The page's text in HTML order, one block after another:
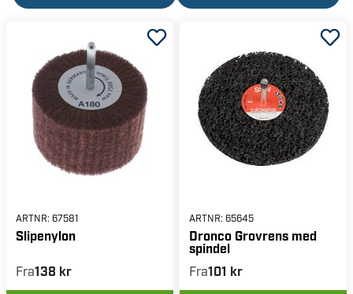
ARTNR: 67581
Slipenylon
Fra138 kr
ARTNR: 65645
Dronco Grovrens med
spindel
Fra101 kr